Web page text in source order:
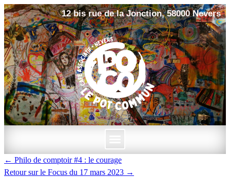
12 bis rue de la Jonction, 58000 Nevers
← Philo de comptoir #4 : le courage
Retour sur le Focus du 17 mars 2023 →